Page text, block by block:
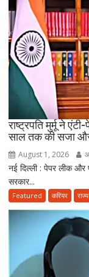
राष्ट्रपति मुर्मू ने
साल तक की सजा और
August 1, 2026
नई दिल्ली : पेपर लीक
सरकार...
Featured करियर राज्य